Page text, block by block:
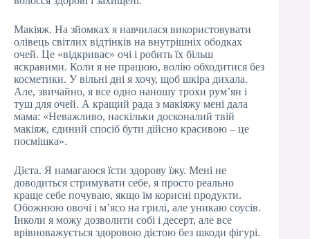
Макіяж. На зйомках я навчилася використовувати
олівець світлих відтінків на внутрішніх ободках
очей. Це «відкриває» очі і робить їх більш
яскравими. Коли я не працюю, волію обходитися без
косметики. У вільні дні я хочу, щоб шкіра дихала.
Але, звичайно, я все одно наношу трохи рум’ян і
туш для очей. А кращий рада з макіяжу мені дала
мама: «Неважливо, наскільки досконалий твій
макіяж, єдиний спосіб бути дійсно красивою – це
посмішка».
Дієта. Я намагаюся їсти здорову їжу. Мені не
доводиться стримувати себе, я просто реально
краще себе почуваю, якщо їм корисні продукти.
Обожнюю овочі і м’ясо на грилі, але уникаю соусів.
Інколи я можу дозволити собі і десерт, але все
врівноважується здоровою дієтою без шкоди фігурі.